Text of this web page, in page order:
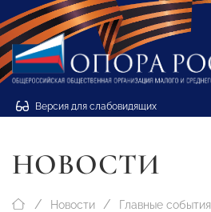
Версия для слабовидящих
НОВОСТИ
Новости Главные события